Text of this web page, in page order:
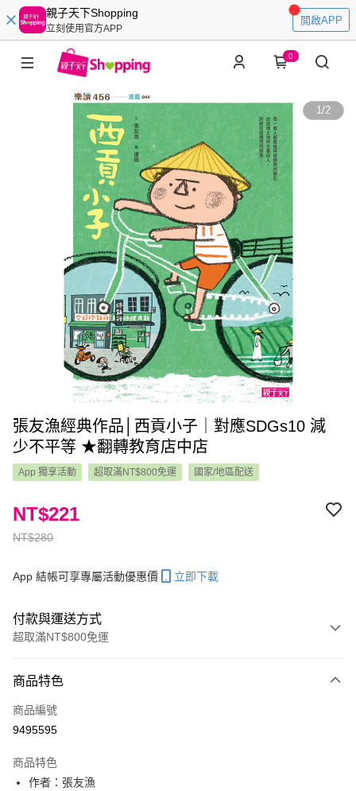
親子天下Shopping
立刻使用官方APP
開啟APP
0
1/2
張友漁經典作品│西貢小子｜對應SDGs10 減
少不平等 ★翻轉教育店中店
App 獨享活動 超取滿NT$800免運 國家/地區配送
NT$280
NT$221
App 結帳可享專屬活動優惠價 立即下載
付款與運送方式
超取滿NT$800免運
信用卡一次付款
LINE Pay
大哥付你分期
商品特色
商品編號
9495595
商品特色
作者：張友漁